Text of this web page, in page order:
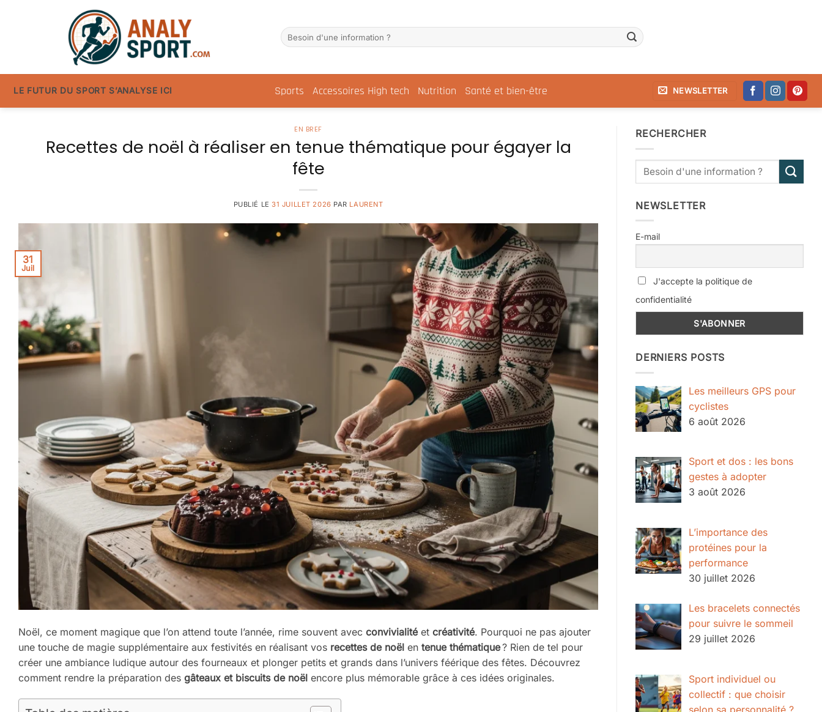
LE FUTUR DU SPORT S’ANALYSE ICI Sports Accessoires High tech Nutrition Santé et bien-être NEWSLETTER
EN BREF
Recettes de noël à réaliser en tenue thématique pour égayer la
fête
PUBLIÉ LE31 JUILLET 2026 PAR LAURENT
31
Juil
Noël, ce moment magique que l’on attend toute l’année, rime souvent avec convivialitéet créativité. Pourquoi ne pas ajouter
une touche de magie supplémentaire aux festivités en réalisant vos recettes de noël en tenue thématique? Rien de tel pour
créer une ambiance ludique autour des fourneaux et plonger petits et grands dans l’univers féérique des fêtes. Découvrez
comment rendre la préparation des gâteaux et biscuits de noël encore plus mémorable grâce à ces idées originales.
RECHERCHER
NEWSLETTER
E-mail
J'accepte la politique de
confidentialité
DERNIERS POSTS
Les meilleurs GPS pour
cyclistes
6 août 2026
Sport et dos : les bons
gestes à adopter
3 août 2026
L’importance des
protéines pour la
performance
30 juillet 2026
Les bracelets connectés
pour suivre le sommeil
29 juillet 2026
Sport individuel ou
collectif : que choisir
selon sa personnalité ?